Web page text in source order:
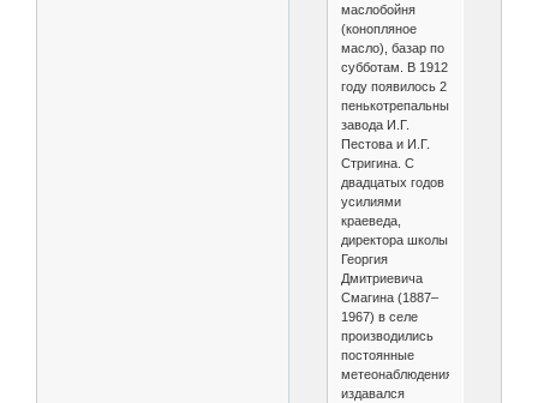
маслобойня
(конопляное
масло), базар по
субботам. В 1912
году появилось 2
пенькотрепальных
завода И.Г.
Пестова и И.Г.
Стригина. С
двадцатых годов
усилиями
краеведа,
директора школы
Георгия
Дмитриевича
Смагина (1887–
1967) в селе
производились
постоянные
метеонаблюдения,
издавался